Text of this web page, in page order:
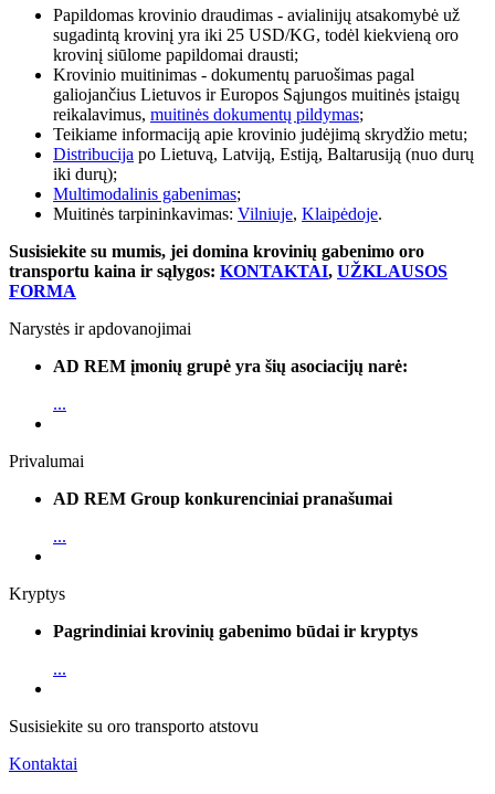
Papildomas krovinio draudimas - avialinijų atsakomybė už
sugadintą krovinį yra iki 25 USD/KG, todėl kiekvieną oro
krovinį siūlome papildomai drausti;
Krovinio muitinimas - dokumentų paruošimas pagal
galiojančius Lietuvos ir Europos Sąjungos muitinės įstaigų
reikalavimus, muitinės dokumentų pildymas;
Teikiame informaciją apie krovinio judėjimą skrydžio metu;
Distribucija po Lietuvą, Latviją, Estiją, Baltarusiją (nuo durų
iki durų);
Multimodalinis gabenimas;
Muitinės tarpininkavimas: Vilniuje, Klaipėdoje.
Susisiekite su mumis, jei domina krovinių gabenimo oro
transportu kaina ir sąlygos: KONTAKTAI, UŽKLAUSOS
FORMA
Narystės ir apdovanojimai
AD REM įmonių grupė yra šių asociacijų narė:
...
Privalumai
AD REM Group konkurenciniai pranašumai
...
Kryptys
Pagrindiniai krovinių gabenimo būdai ir kryptys
...
Susisiekite su oro transporto atstovu
Kontaktai